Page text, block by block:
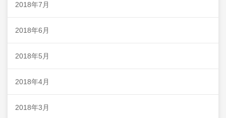
2018年7月
2018年6月
2018年5月
2018年4月
2018年3月